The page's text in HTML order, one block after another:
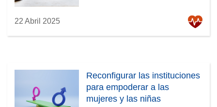
22 Abril 2025
Reconfigurar las instituciones
para empoderar a las
mujeres y las niñas